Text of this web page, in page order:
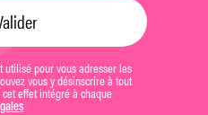
utilisé pour vous adresser les
vous y désinscrire à tout
effet intégré à chaque